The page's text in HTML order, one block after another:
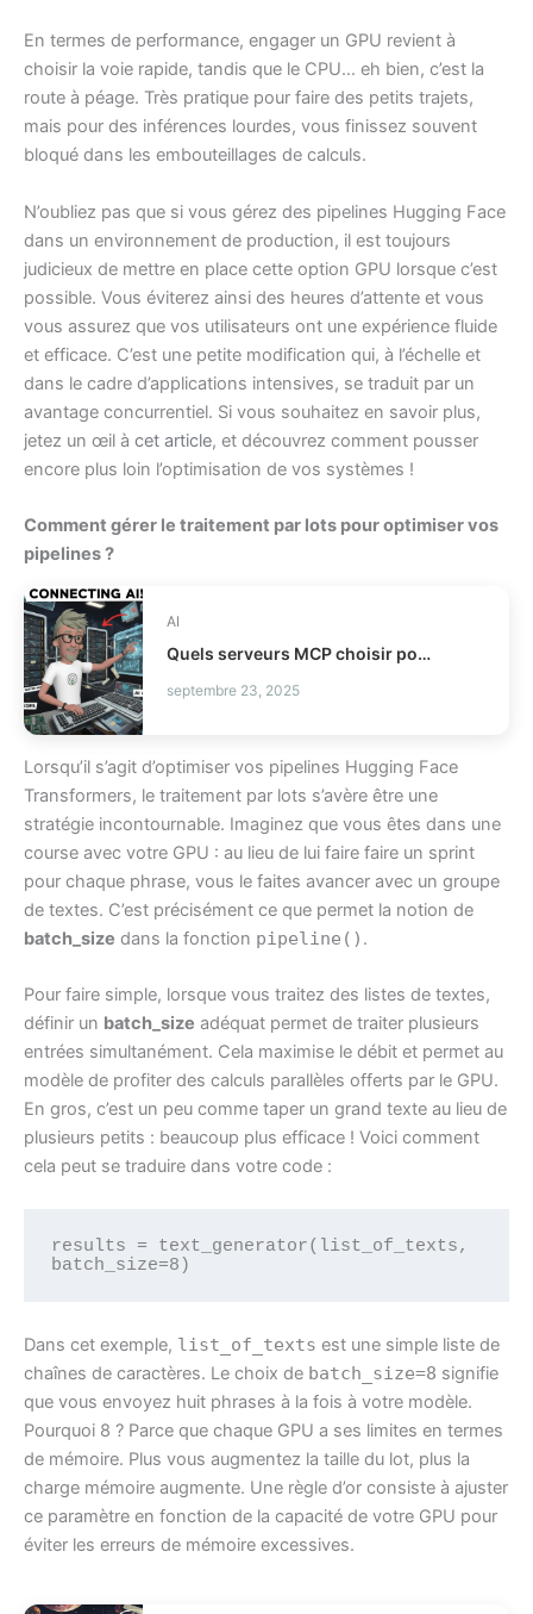
En termes de performance, engager un GPU revient à
choisir la voie rapide, tandis que le CPU… eh bien, c’est la
route à péage. Très pratique pour faire des petits trajets,
mais pour des inférences lourdes, vous finissez souvent
bloqué dans les embouteillages de calculs.
N’oubliez pas que si vous gérez des pipelines Hugging Face
dans un environnement de production, il est toujours
judicieux de mettre en place cette option GPU lorsque c’est
possible. Vous éviterez ainsi des heures d’attente et vous
vous assurez que vos utilisateurs ont une expérience fluide
et efficace. C’est une petite modification qui, à l’échelle et
dans le cadre d’applications intensives, se traduit par un
avantage concurrentiel. Si vous souhaitez en savoir plus,
jetez un œil à cet article, et découvrez comment pousser
encore plus loin l’optimisation de vos systèmes !
Comment gérer le traitement par lots pour optimiser vos
pipelines ?
AI
Quels serveurs MCP choisir pour vos agents IA ?
septembre 23, 2025
Lorsqu’il s’agit d’optimiser vos pipelines Hugging Face
Transformers, le traitement par lots s’avère être une
stratégie incontournable. Imaginez que vous êtes dans une
course avec votre GPU : au lieu de lui faire faire un sprint
pour chaque phrase, vous le faites avancer avec un groupe
de textes. C’est précisément ce que permet la notion de
batch_size dans la fonction pipeline() .
Pour faire simple, lorsque vous traitez des listes de textes,
définir un batch_size adéquat permet de traiter plusieurs
entrées simultanément. Cela maximise le débit et permet au
modèle de profiter des calculs parallèles offerts par le GPU.
En gros, c’est un peu comme taper un grand texte au lieu de
plusieurs petits : beaucoup plus efficace ! Voici comment
cela peut se traduire dans votre code :
results = text_generator(list_of_texts,
batch_size=8)
Dans cet exemple, list_of_texts est une simple liste de
chaînes de caractères. Le choix de batch_size=8 signifie
que vous envoyez huit phrases à la fois à votre modèle.
Pourquoi 8 ? Parce que chaque GPU a ses limites en termes
de mémoire. Plus vous augmentez la taille du lot, plus la
charge mémoire augmente. Une règle d’or consiste à ajuster
ce paramètre en fonction de la capacité de votre GPU pour
éviter les erreurs de mémoire excessives.